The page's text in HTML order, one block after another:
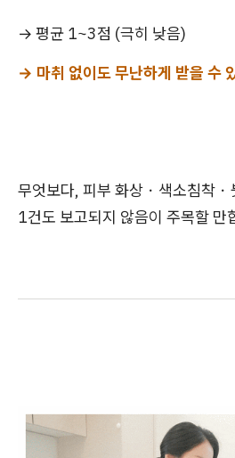
→ 평균 1~3점 (극히 낮음)
→ 마취 없이도 무난하게 받을 수
무엇보다, 피부 화상・색소침착
1건도 보고되지 않음이 주목할